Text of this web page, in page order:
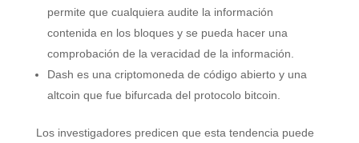
permite que cualquiera audite la información
contenida en los bloques y se pueda hacer una
comprobación de la veracidad de la información.
Dash es una criptomoneda de código abierto y una
altcoin que fue bifurcada del protocolo bitcoin.
Los investigadores predicen que esta tendencia puede